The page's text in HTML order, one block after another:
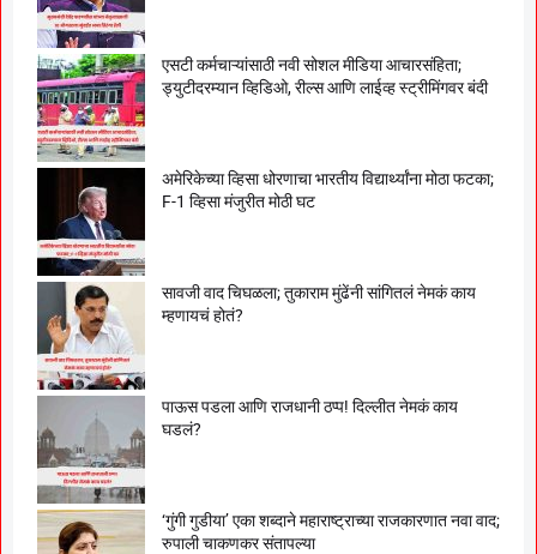
एसटी कर्मचाऱ्यांसाठी नवी सोशल मीडिया आचारसंहिता;
ड्युटीदरम्यान व्हिडिओ, रील्स आणि लाईव्ह स्ट्रीमिंगवर बंदी
अमेरिकेच्या व्हिसा धोरणाचा भारतीय विद्यार्थ्यांना मोठा फटका;
F-1 व्हिसा मंजुरीत मोठी घट
सावजी वाद चिघळला; तुकाराम मुंढेंनी सांगितलं नेमकं काय
म्हणायचं होतं?
पाऊस पडला आणि राजधानी ठप्प! दिल्लीत नेमकं काय
घडलं?
‘गुंगी गुडीया’ एका शब्दाने महाराष्ट्राच्या राजकारणात नवा वाद;
रुपाली चाकणकर संतापल्या